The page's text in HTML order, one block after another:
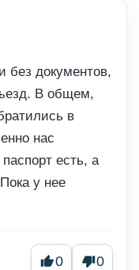
без документов,
В общем,
в
нас
есть, а
у нее
0 0